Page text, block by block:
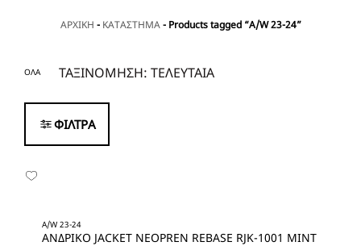
ΑΡΧΙΚΗ - ΚΑΤΑΣΤΗΜΑ- Products tagged “A/W 23-24”
ΟΛΑ
ΦΙΛΤΡΑ
A/W 23-24
ΑΝΔΡΙΚΟ JACKET NEOPREN REBASE RJK-1001 MINT